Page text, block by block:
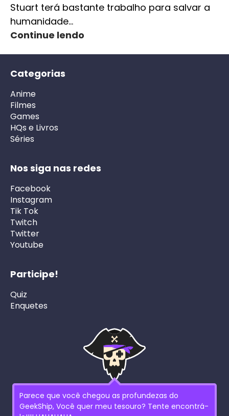
Stuart terá bastante trabalho para salvar a
humanidade…
Continue lendo
Categorias
Anime
Filmes
Games
HQs e Livros
Séries
Nos siga nas redes
Facebook
Instagram
Tik Tok
Twitch
Twitter
Youtube
Participe!
Quiz
Enquetes
Parece que você chegou as profundezas do
GeekShip, Você quer meu tesouro? Tente encontrá-